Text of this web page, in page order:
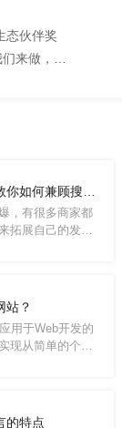
态伙伴奖
郑州网站建设公司教你如何兼顾搜索引擎设计网站首页
，有很多商家都
拓展自己的发展
站？
于Web开发的
现从简单的个人
的特点